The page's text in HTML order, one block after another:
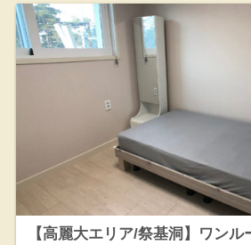
【高麗大エリア/祭基洞】ワンル